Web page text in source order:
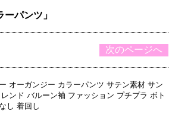
パンツ」
次のページへ
オーガンジー カラーパンツ サテン素材 サン
レンド バルーン袖 ファッション プチプラ ボト
し 着回し